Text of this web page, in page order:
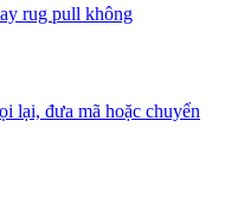
rug pull không
lại, đưa mã hoặc chuyển